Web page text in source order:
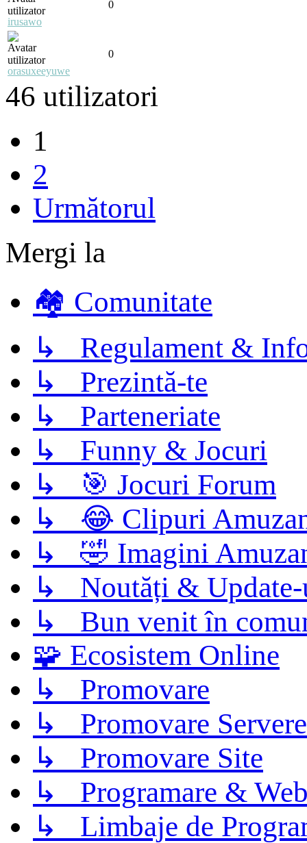
irusawo
0
orasuxeeyuwe
0
46 utilizatori
1
2
Următorul
Mergi la
🏘️ Comunitate
↳ Regulament &
↳ Prezintă-te
↳ Parteneriate
↳ Funny & Jocuri
↳ 🎯 Jocuri Forum
↳ 😂 Clipuri
↳ 🤣 Imagini
↳ Noutăți &
↳ Bun venit în
🧩 Ecosistem Online
↳ Promovare
↳ Promovare Servere
↳ Promovare Site
↳ Programare &
↳ Limbaje de